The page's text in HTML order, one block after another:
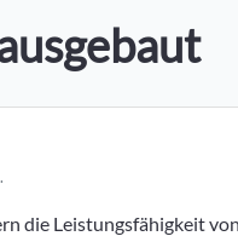
die Leistungsfähigkeit